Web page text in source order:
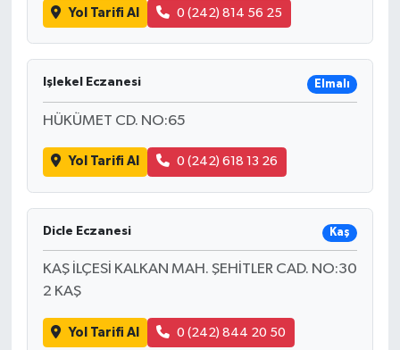
Yol Tarifi Al 0 (242) 814 56 25
Işlekel Eczanesi Elmalı
HÜKÜMET CD. NO:65
Yol Tarifi Al 0 (242) 618 13 26
Dicle Eczanesi Kaş
KAŞ İLÇESİ KALKAN MAH. ŞEHİTLER CAD. NO:30
2 KAŞ
Yol Tarifi Al 0 (242) 844 20 50